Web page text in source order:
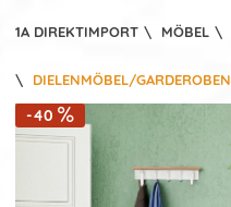
1A DIREKTIMPORT \ MÖBEL \
\ DIELENMÖBEL/GARDEROBEN
-40